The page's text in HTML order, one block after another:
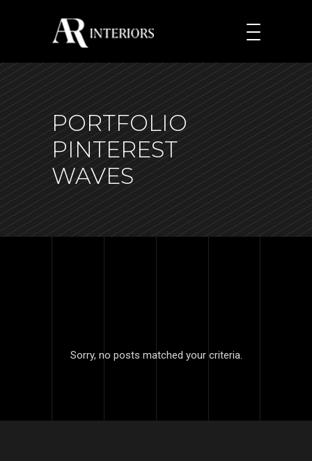
PORTFOLIO
PINTEREST
WAVES
Sorry, no posts matched your criteria.